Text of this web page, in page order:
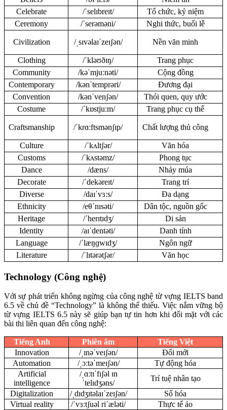
Celebrate
/ˈselɪbreɪt/
Tổ chức, kỷ niệm
Ceremony
/ˈserəməni/ Nghi thức, buổi lễ
Civilization /ˌsɪvəlaɪˈzeɪʃən/ Nền văn minh
Clothing /ˈkləʊðɪŋ/
Trang phục
Community
/kəˈmjuːnəti/
Cộng đồng
Contemporary
/kənˈtemprəri/
Đương đại
Convention
/kənˈvenʃən/
Thói quen, quy ước
Costume
/ˈkɒstjuːm/ Trang phục cụ thể
Craftsmanship /ˈkrɑːftsmənʃɪp/ Chất lượng thủ công
Culture /ˈkʌltʃər/
Văn hóa
Customs
/ˈkʌstəmz/
Phong tục
Dance
/dæns/
Nhảy múa
Decorate
/ˈdekəreɪt/
Trang trí
Diverse
/daɪˈvɜːs/
Đa dạng
Ethnicity
/eθˈnɪsəti/
Dân tộc, nguồn gốc
Heritage
/ˈherɪtɪdʒ/
Di sản
Identity
/aɪˈdentəti/
Danh tính
Language
/ˈlæŋɡwɪdʒ/
Ngôn ngữ
Literature
/ˈlɪtərətʃər/ Văn học
Technology (Công nghệ)
Với sự phát triển không ngừng của công nghệ từ vựng IELTS band
6.5 về chủ đề “Technology” là không thể thiếu. Việc nắm vững bộ
từ vựng IELTS 6.5 này sẽ giúp bạn tự tin hơn khi đối mặt với các
bài thi liên quan đến công nghệ:
Tiếng Anh Phiên âm
Tiếng Việt
Innovation
/ˌɪnəˈveɪʃən/
Đổi mới
Automation
/ˌɔːtəˈmeɪʃən/
Tự động hóa
Artificial
intelligence
/ˌɑːtɪˈfɪʃəl ɪn
ˈtelɪdʒəns/
Trí tuệ nhân tạo
Digitalization
/ˌdɪdʒɪtəlaɪˈzeɪʃən/
Số hóa
Virtual reality
/ˈvɜːtʃuəl riˈæləti/
Thực tế ảo